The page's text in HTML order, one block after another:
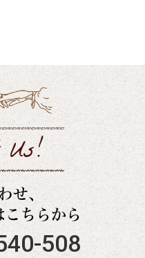
Us!
せ、
こちらから
508